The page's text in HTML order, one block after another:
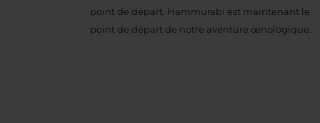
point de départ. Hammurabi est maintenant le
point de départ de notre aventure œnologique.